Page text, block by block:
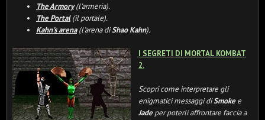
The Armory (l'armeria).
The Portal(il portale).
Kahn's arena(l'arena diShao Kahn).
I SEGRETI DI MORTAL KOMBAT
2.
Scopri come interpretare gli
enigmatici messaggi diSmokee
Jadeper poterli affrontare faccia a